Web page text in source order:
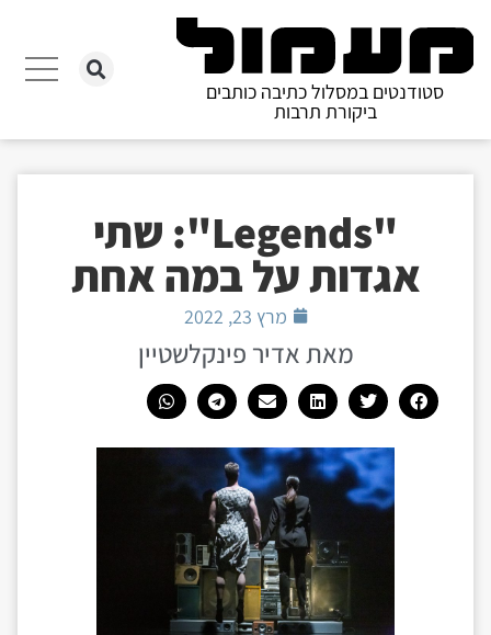
סטודנטים במסלול כתיבה כותבים
ביקורת תרבות
"Legends": שתי
אגדות על במה אחת
מרץ 23, 2022
מאת אדיר פינקלשטיין